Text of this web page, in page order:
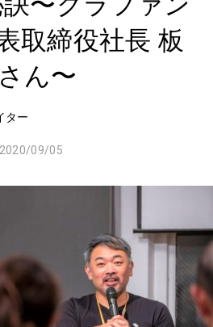
取締役社長 板
ん〜
ター
2020/09/05